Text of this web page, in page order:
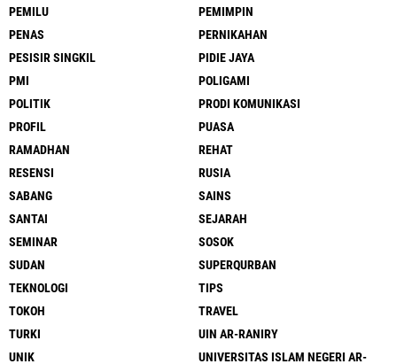
PEMILU
PEMIMPIN
PENAS
PERNIKAHAN
PESISIR SINGKIL
PIDIE JAYA
PMI
POLIGAMI
POLITIK
PRODI KOMUNIKASI
PROFIL
PUASA
RAMADHAN
REHAT
RESENSI
RUSIA
SABANG
SAINS
SANTAI
SEJARAH
SEMINAR
SOSOK
SUDAN
SUPERQURBAN
TEKNOLOGI
TIPS
TOKOH
TRAVEL
TURKI
UIN AR-RANIRY
UNIK
UNIVERSITAS ISLAM NEGERI AR-